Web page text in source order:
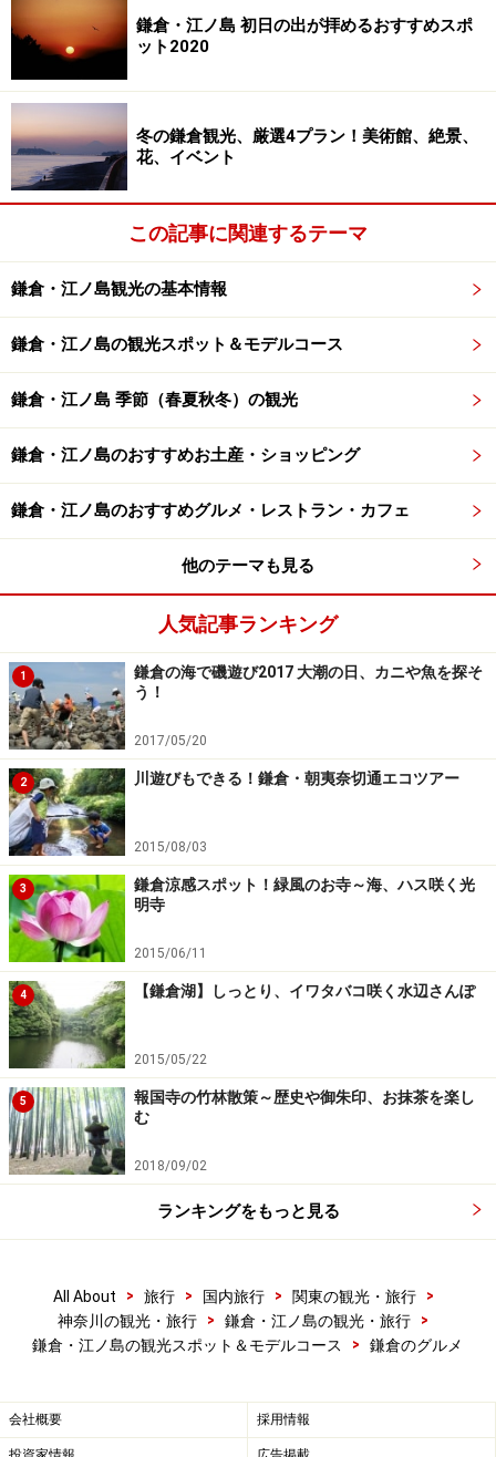
鎌倉・江ノ島 初日の出が拝めるおすすめスポ
ット2020
冬の鎌倉観光、厳選4プラン！美術館、絶景、
花、イベント
この記事に関連するテーマ
鎌倉・江ノ島観光の基本情報
鎌倉・江ノ島の観光スポット＆モデルコース
鎌倉・江ノ島 季節（春夏秋冬）の観光
鎌倉・江ノ島のおすすめお土産・ショッピング
鎌倉・江ノ島のおすすめグルメ・レストラン・カフェ
他のテーマも見る
人気記事ランキング
1
鎌倉の海で磯遊び2017 大潮の日、カニや魚を探そ
う！
2017/05/20
2 川遊びもできる！鎌倉・朝夷奈切通エコツアー
2015/08/03
3
鎌倉涼感スポット！緑風のお寺～海、ハス咲く光
明寺
2015/06/11
4 【鎌倉湖】しっとり、イワタバコ咲く水辺さんぽ
2015/05/22
5
報国寺の竹林散策～歴史や御朱印、お抹茶を楽し
む
2018/09/02
ランキングをもっと見る
All About > 旅行 > 国内旅行 > 関東の観光・旅行
>
神奈川の観光・旅行
> 鎌倉・江ノ島の観光・旅行
>
鎌倉・江ノ島の観光スポット＆モデルコース
> 鎌倉のグルメ
会社概要 採用情報